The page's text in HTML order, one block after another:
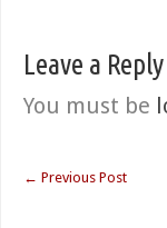
Leave a Reply
You must be
← Previous Post